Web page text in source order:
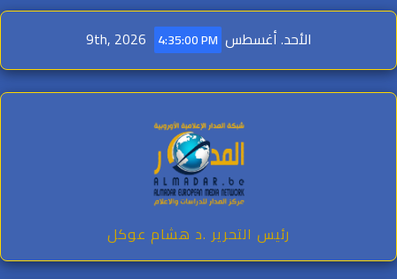
الأحد. أغسطس 9th, 20264:35:02 PM
رئيس التحرير .د هشام عوكل